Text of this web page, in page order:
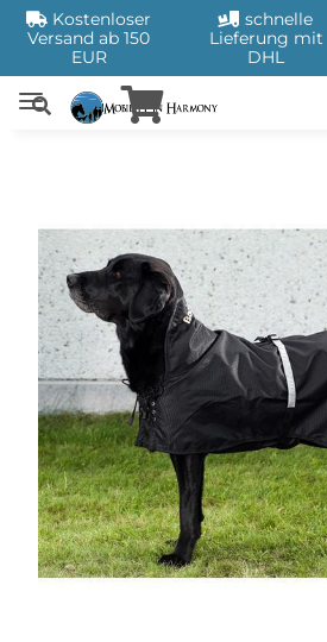
Kostenloser
Versand ab 150
EUR
schnelle
Lieferung mit
DHL